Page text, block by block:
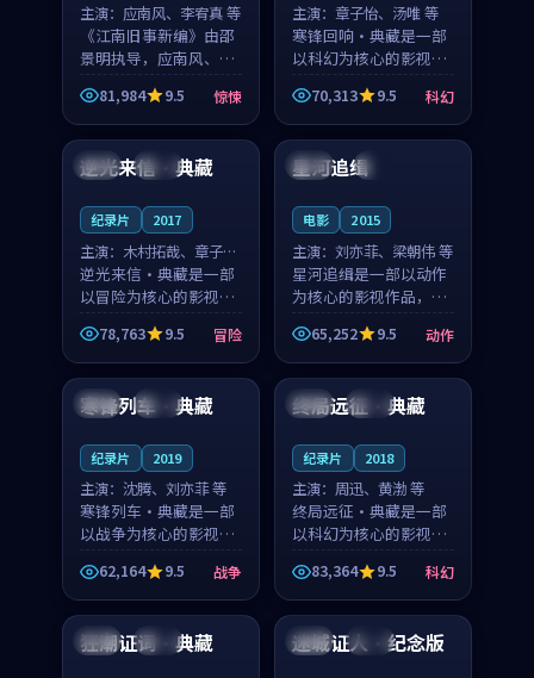
主演： 应南风、李宥真 等
《江南旧事新编》由邵
景明执导，应南风、李
宥真领衔主演，是一部
2018年上映的日本惊悚
综艺。影片以邻里温情
遇到告别都浸着真实
81,984 9.5 惊悚
主演： 章子怡、汤唯 等
寒锋回响·典藏是一部
以科幻为核心的影视作
品，围绕危机、反转与
人物成长展开，整体节
奏紧凑，值得推荐观
70,313 9.5 科幻
中国 完结
逆光来信·典藏
纪录片 2017
主演： 木村拓哉、章子怡
等
逆光来信·典藏是一部
以冒险为核心的影视作
品，围绕危机、反转与
人物成长展开，整体节
奏紧凑，值得推荐观
看。
78,763 9.5 冒险
日本 4K
星河追缉
电影 2015
主演： 刘亦菲、梁朝伟 等
星河追缉是一部以动作
为核心的影视作品，围
绕危机、反转与人物成
长展开，整体节奏紧
凑，值得推荐观看。
65,252 9.5 动作
泰国 独播
寒锋列车·典藏
纪录片 2019
主演： 沈腾、刘亦菲 等
寒锋列车·典藏是一部
以战争为核心的影视作
品，围绕危机、反转与
人物成长展开，整体节
奏紧凑，值得推荐观
看。
62,164 9.5 战争
中国 院线
终局远征·典藏
纪录片 2018
主演： 周迅、黄渤 等
终局远征·典藏是一部
以科幻为核心的影视作
品，围绕危机、反转与
人物成长展开，整体节
奏紧凑，值得推荐观
看。
83,364 9.5 科幻
中国 杜比
狂潮证词·典藏 泰国 热播
迷城证人·纪念版